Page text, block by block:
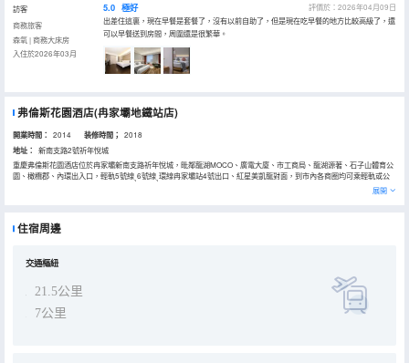
訪客
商務旅客
森氧 | 商務大床房
入住於2026年03月
5.0 極好
評價於：2026年04月09日
出差住這裏，現在早餐是套餐了，沒有以前自助了，但是現在吃早餐的地方比較高級了，還
可以早餐送到房間，周圍還是很繁華。
弗倫斯花園酒店(冉家壩地鐵站店)
開業時間： 2014 装修時間； 2018
地址：
新南支路2號祈年悅城
重慶弗倫斯花園酒店位於冉家壩新南支路祈年悅城，毗鄰龍湖MOCO、廣電大廈、市工商局、龍湖源著、石子山體育公
園、橄欖郡、內環出入口，輕軌5號線ˎ6號線ˎ環線冉家壩站4號出口、紅星美凱龍對面，到市內各商圈均可乘輕軌或公
交出行，到重慶觀音橋商圈約10分鐘車程，到解放碑洪崖洞約30分鐘車程，到北站北廣場和南廣場約20分鐘車程，到
磁器口古鎮約18分鐘車程，到南山一棵樹風景區約30分鐘車程，到朝天門廣場約30分鐘車程，到渣滓洞白公館約30分
住客人有賓至如歸的感受，獨具一格的喜悅，依依不捨的留戀。
展開
住宿周邊
交通樞紐
21.5公里
7公里